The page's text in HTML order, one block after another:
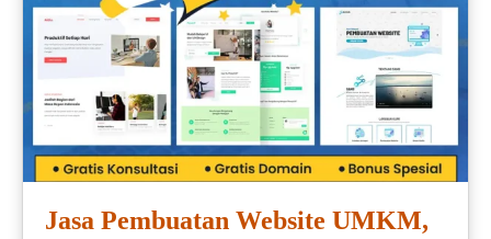
Jasa Pembuatan Website UMKM,